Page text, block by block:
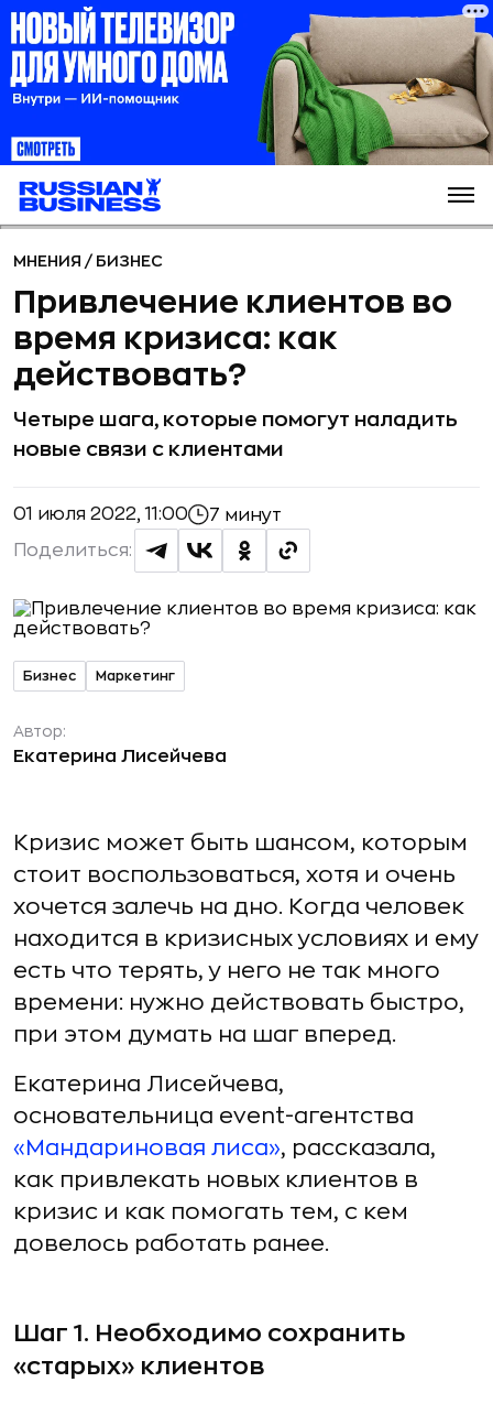
МНЕНИЯ / БИЗНЕС
Привлечение клиентов во
время кризиса: как
действовать?
Четыре шага, которые помогут наладить
новые связи с клиентами
01 июля 2022, 11:00 7 минут
Поделиться:
Бизнес Маркетинг
Автор:
Екатерина Лисейчева
Кризис может быть шансом, которым
стоит воспользоваться, хотя и очень
хочется залечь на дно. Когда человек
находится в кризисных условиях и ему
есть что терять, у него не так много
времени: нужно действовать быстро,
при этом думать на шаг вперед.
Екатерина Лисейчева,
основательница event-агентства
«Мандариновая лиса», рассказала,
как привлекать новых клиентов в
кризис и как помогать тем, с кем
довелось работать ранее.
Шаг 1. Необходимо сохранить
«старых» клиентов